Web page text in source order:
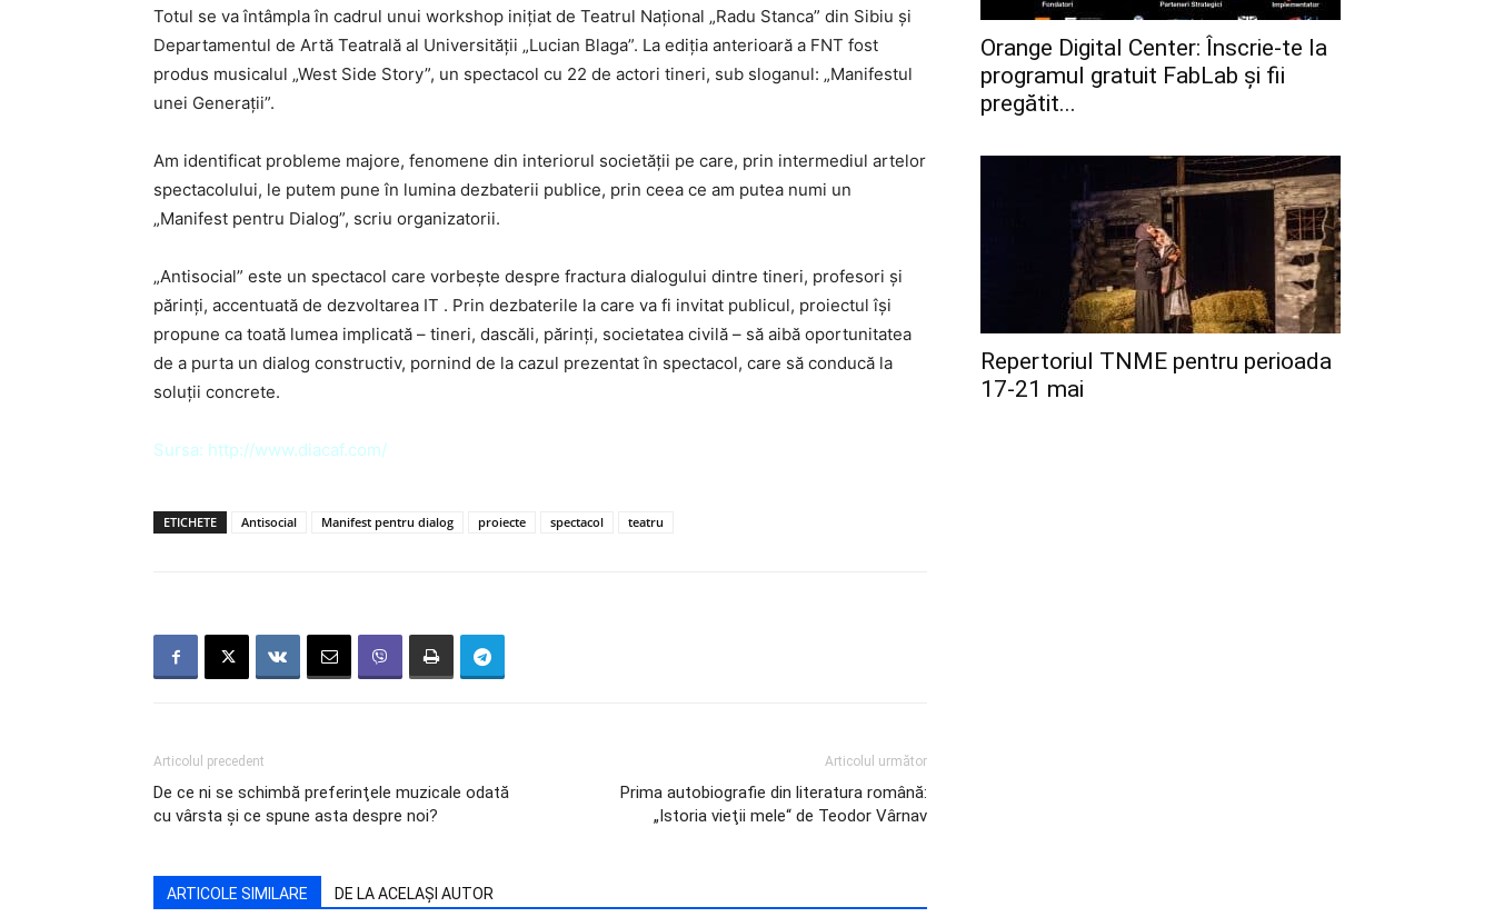
Totul se va întâmpla în cadrul unui workshop iniţiat de Teatrul Naţional „Radu Stanca” din Sibiu şi
Departamentul de Artă Teatrală al Universităţii „Lucian Blaga”. La ediţia anterioară a FNT fost
produs musicalul „West Side Story”, un spectacol cu 22 de actori tineri, sub sloganul: „Manifestul
unei Generaţii”.
Am identificat probleme majore, fenomene din interiorul societăţii pe care, prin intermediul artelor
spectacolului, le putem pune în lumina dezbaterii publice, prin ceea ce am putea numi un
„Manifest pentru Dialog”, scriu organizatorii.
„Antisocial” este un spectacol care vorbeşte despre fractura dialogului dintre tineri, profesori şi
părinţi, accentuată de dezvoltarea IT . Prin dezbaterile la care va fi invitat publicul, proiectul îşi
propune ca toată lumea implicată – tineri, dascăli, părinţi, societatea civilă – să aibă oportunitatea
de a purta un dialog constructiv, pornind de la cazul prezentat în spectacol, care să conducă la
soluţii concrete.
Sursa: http://www.diacaf.com/
ETICHETE Antisocial Manifest pentru dialog proiecte spectacol teatru
Articolul precedent
De ce ni se schimbă preferinţele muzicale odată
cu vârsta şi ce spune asta despre noi?
Articolul următor
Prima autobiografie din literatura română:
„Istoria vieţii mele“ de Teodor Vârnav
ARTICOLE SIMILARE DE LA ACELAȘI AUTOR
Orange Digital Center: Înscrie-te la
programul gratuit FabLab și fii
pregătit...
Repertoriul TNME pentru perioada
17-21 mai